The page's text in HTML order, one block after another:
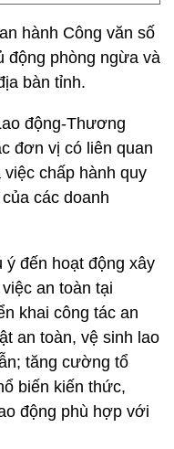
hành Công văn số
động phòng ngừa và
bàn tỉnh.
động-Thương
đơn vị có liên quan
chấp hành quy
các doanh
đến hoạt động xây
an toàn tại
khai công tác an
an toàn, vệ sinh lao
tăng cường tổ
biến kiến thức,
động phù hợp với